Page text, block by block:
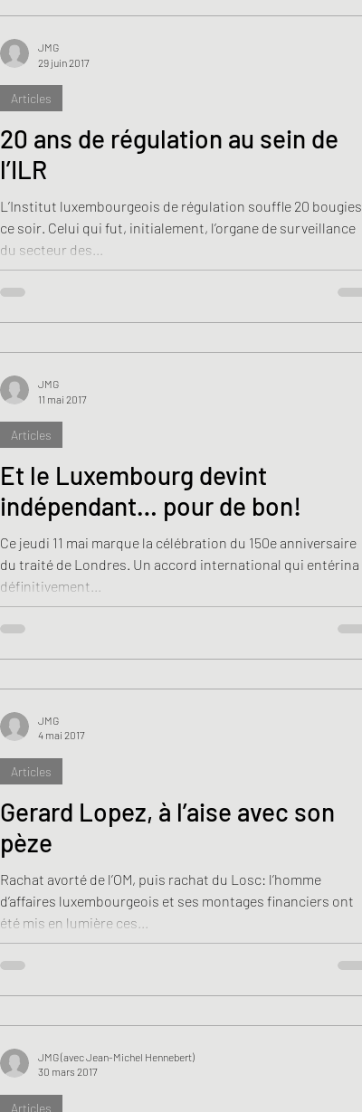
20 ans de régulation au sein de
l’ILR
L’Institut luxembourgeois de régulation souffle 20 bougies
ce soir. Celui qui fut, initialement, l’organe de surveillance
du secteur des...
Articles
JMG
29 juin 2017
Et le Luxembourg devint
indépendant… pour de bon!
Ce jeudi 11 mai marque la célébration du 150e anniversaire
du traité de Londres. Un accord international qui entérina
définitivement...
Articles
JMG
11 mai 2017
Gerard Lopez, à l’aise avec son
pèze
Rachat avorté de l’OM, puis rachat du Losc: l’homme
d’affaires luxembourgeois et ses montages financiers ont
été mis en lumière ces...
Articles
JMG
4 mai 2017
Articles
JMG (avec Jean-Michel Hennebert)
30 mars 2017